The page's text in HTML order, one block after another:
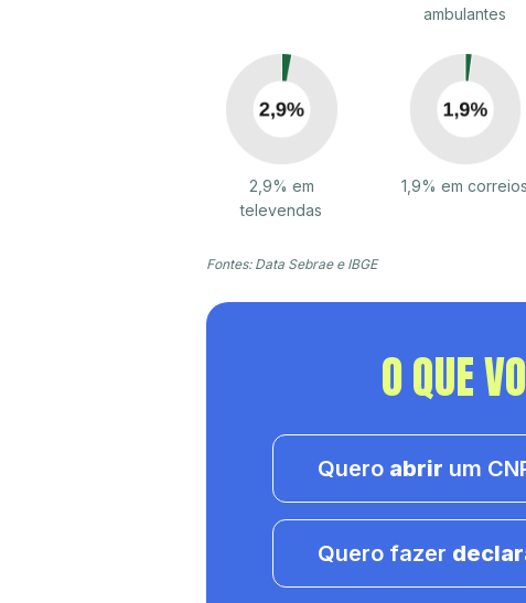
ambulantes
2,9% em
televendas
1,9% em correios
Fontes: Data Sebrae e IBGE
O QUE
Quero abrir um
Quero fazer